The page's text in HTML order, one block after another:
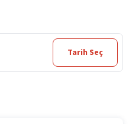
Tarih Seç